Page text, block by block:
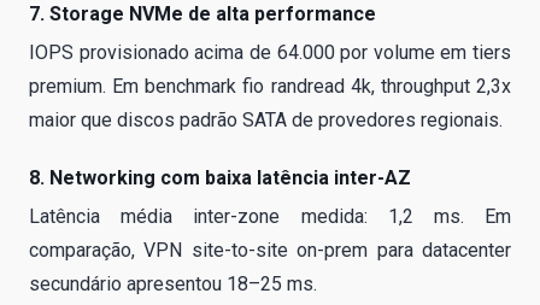
7. Storage NVMe de alta performance
IOPS provisionado acima de 64.000 por volume em tiers
premium. Em benchmark fio randread 4k, throughput 2,3x
maior que discos padrão SATA de provedores regionais.
8. Networking com baixa latência inter-AZ
Latência média inter-zone medida: 1,2 ms. Em
comparação, VPN site-to-site on-prem para datacenter
secundário apresentou 18–25 ms.